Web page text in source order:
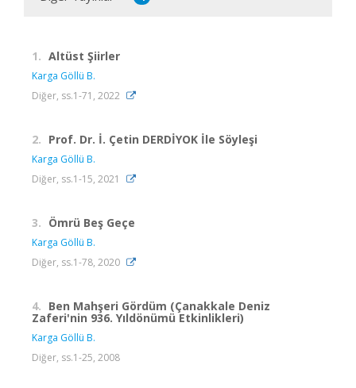
1. Altüst Şiirler
Karga Göllü B.
Diğer, ss.1-71, 2022
2. Prof. Dr. İ. Çetin DERDİYOK İle Söyleşi
Karga Göllü B.
Diğer, ss.1-15, 2021
3. Ömrü Beş Geçe
Karga Göllü B.
Diğer, ss.1-78, 2020
4. Ben Mahşeri Gördüm (Çanakkale Deniz
Zaferi'nin 936. Yıldönümü Etkinlikleri)
Karga Göllü B.
Diğer, ss.1-25, 2008